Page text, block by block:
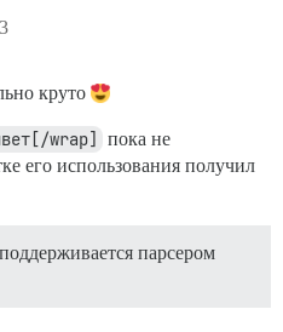
круто
wrap]
пока не
его использования получил
парсером